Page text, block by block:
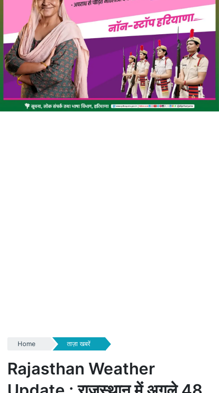
Home ताज़ा खबरें
Rajasthan Weather